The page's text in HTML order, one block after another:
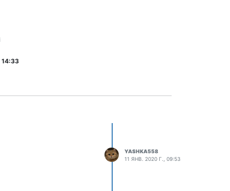
YASHKA558
11 ЯНВ. 2020 Г., 09:53